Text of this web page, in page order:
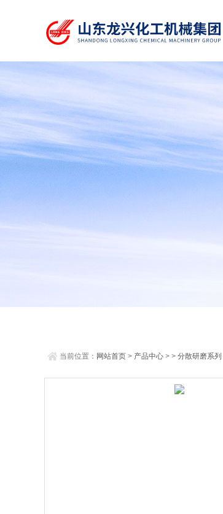
当前位置： 网站首页 > 产品中心 > > 分散研磨系列